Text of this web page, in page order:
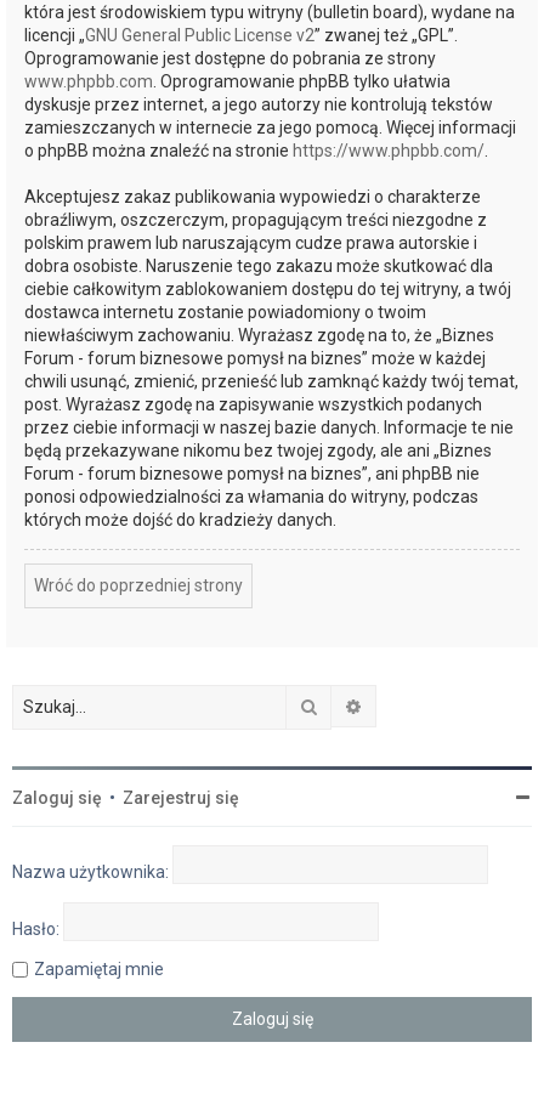
która jest środowiskiem typu witryny (bulletin board), wydane na
licencji „GNU General Public License v2” zwanej też „GPL”.
Oprogramowanie jest dostępne do pobrania ze strony
www.phpbb.com . Oprogramowanie phpBB tylko ułatwia
dyskusje przez internet, a jego autorzy nie kontrolują tekstów
zamieszczanych w internecie za jego pomocą. Więcej informacji
o phpBB można znaleźć na stronie https://www.phpbb.com/
Akceptujesz zakaz publikowania wypowiedzi o charakterze
obraźliwym, oszczerczym, propagującym treści niezgodne z
polskim prawem lub naruszającym cudze prawa autorskie i
dobra osobiste. Naruszenie tego zakazu może skutkować dla
ciebie całkowitym zablokowaniem dostępu do tej witryny, a twój
dostawca internetu zostanie powiadomiony o twoim
niewłaściwym zachowaniu. Wyrażasz zgodę na to, że „Biznes
Forum - forum biznesowe pomysł na biznes” może w każdej
chwili usunąć, zmienić, przenieść lub zamknąć każdy twój temat,
post. Wyrażasz zgodę na zapisywanie wszystkich podanych
przez ciebie informacji w naszej bazie danych. Informacje te nie
będą przekazywane nikomu bez twojej zgody, ale ani „Biznes
Forum - forum biznesowe pomysł na biznes”, ani phpBB nie
ponosi odpowiedzialności za włamania do witryny, podczas
których może dojść do kradzieży danych.
Wróć do poprzedniej strony
Szukaj
Zaloguj się • Zarejestruj się
Nazwa użytkownika:
Hasło:
Zapamiętaj mnie